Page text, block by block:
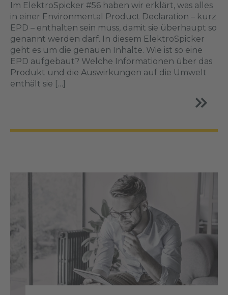
Im ElektroSpicker #56 haben wir erklärt, was alles
in einer Environmental Product Declaration – kurz
EPD – enthalten sein muss, damit sie überhaupt so
genannt werden darf. In diesem ElektroSpicker
geht es um die genauen Inhalte. Wie ist so eine
EPD aufgebaut? Welche Informationen über das
Produkt und die Auswirkungen auf die Umwelt
enthält sie […]